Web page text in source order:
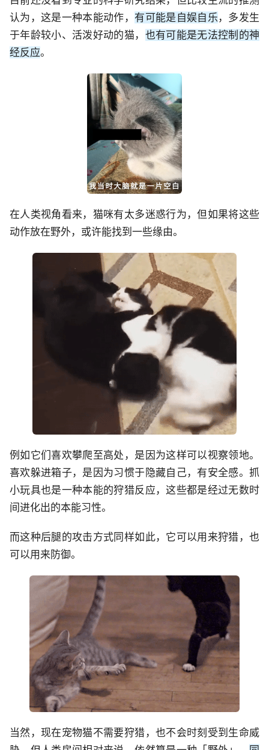
认为，这是一种本能动作， 有可能是自娱自乐 ，多发生
于年龄较小、活泼好动的猫， 也有可能是无法控制的神
经反应。
在人类视角看来，猫咪有太多迷惑行为，但如果将这些
动作放在野外，或许能找到一些缘由。
例如它们喜欢攀爬至高处，是因为这样可以视察领地。
喜欢躲进箱子，是因为习惯于隐藏自己，有安全感。抓
小玩具也是一种本能的狩猎反应，这些都是经过无数时
间进化出的本能习性。
而这种后腿的攻击方式同样如此，它可以用来狩猎，也
可以用来防御。
当然，现在宠物猫不需要狩猎，也不会时刻受到生命威